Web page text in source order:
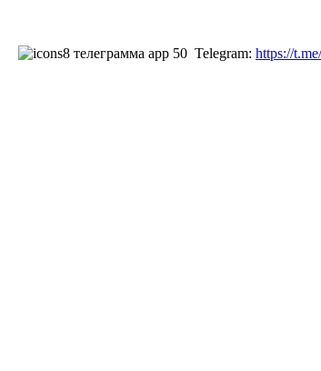
Telegram: https://